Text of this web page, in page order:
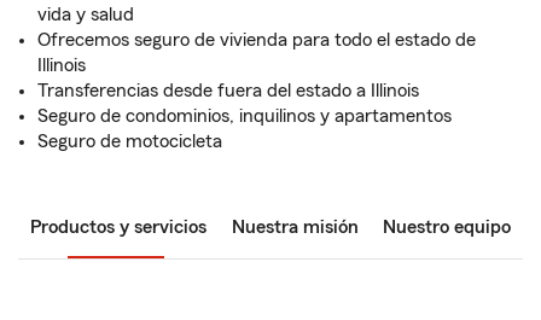
vida y salud
Ofrecemos seguro de vivienda para todo el estado de
Illinois
Transferencias desde fuera del estado a Illinois
Seguro de condominios, inquilinos y apartamentos
Seguro de motocicleta
Productos y servicios Nuestra misión Nuestro equipo